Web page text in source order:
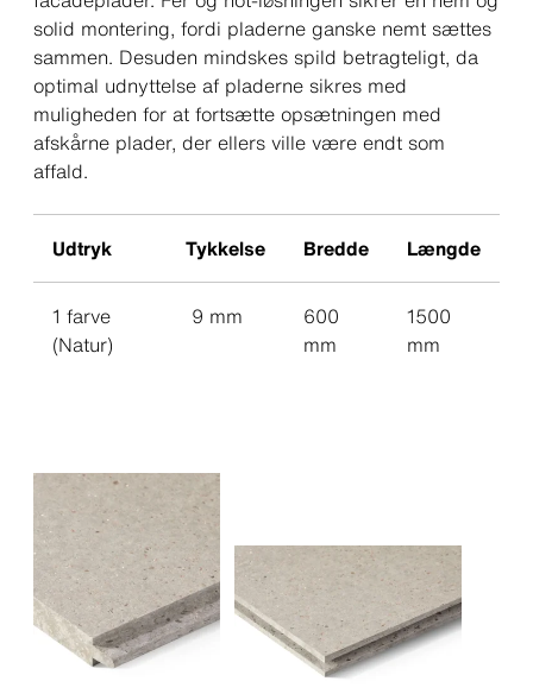
solid montering, fordi pladerne ganske nemt sættes
sammen. Desuden mindskes spild betragteligt, da
optimal udnyttelse af pladerne sikres med
muligheden for at fortsætte opsætningen med
afskårne plader, der ellers ville være endt som
affald.
Udtryk Tykkelse Bredde Længde
1 farve
(Natur)
9 mm
600
mm
1500
mm